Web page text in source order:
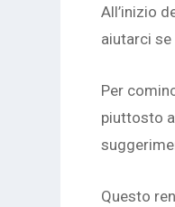
All’inizio
aiutarci
Per
piuttosto
Questo